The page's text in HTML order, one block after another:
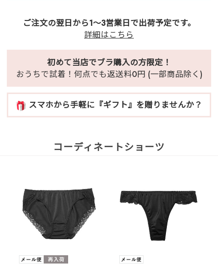
ご注文の翌日から1～3営業日で出荷予定です。
詳細はこちら
初めて当店でブラ購入の方限定！
おうちで試着！何点でも返送料0円 (一部商品除く)
スマホから手軽に『ギフト』を贈りませんか？
コーディネートショーツ